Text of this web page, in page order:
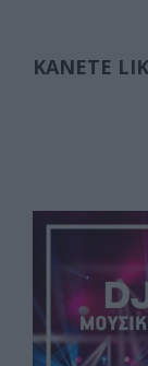
ΚΆΝΕΤΕ